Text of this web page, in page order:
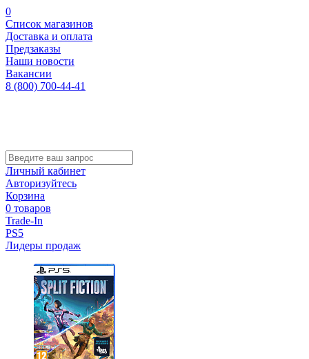
0
Список магазинов
Доставка и оплата
Предзаказы
Наши новости
Вакансии
8 (800) 700-44-41
Личный кабинет
Авторизуйтесь
Корзина
0 товаров
Trade-In
PS5
Лидеры продаж